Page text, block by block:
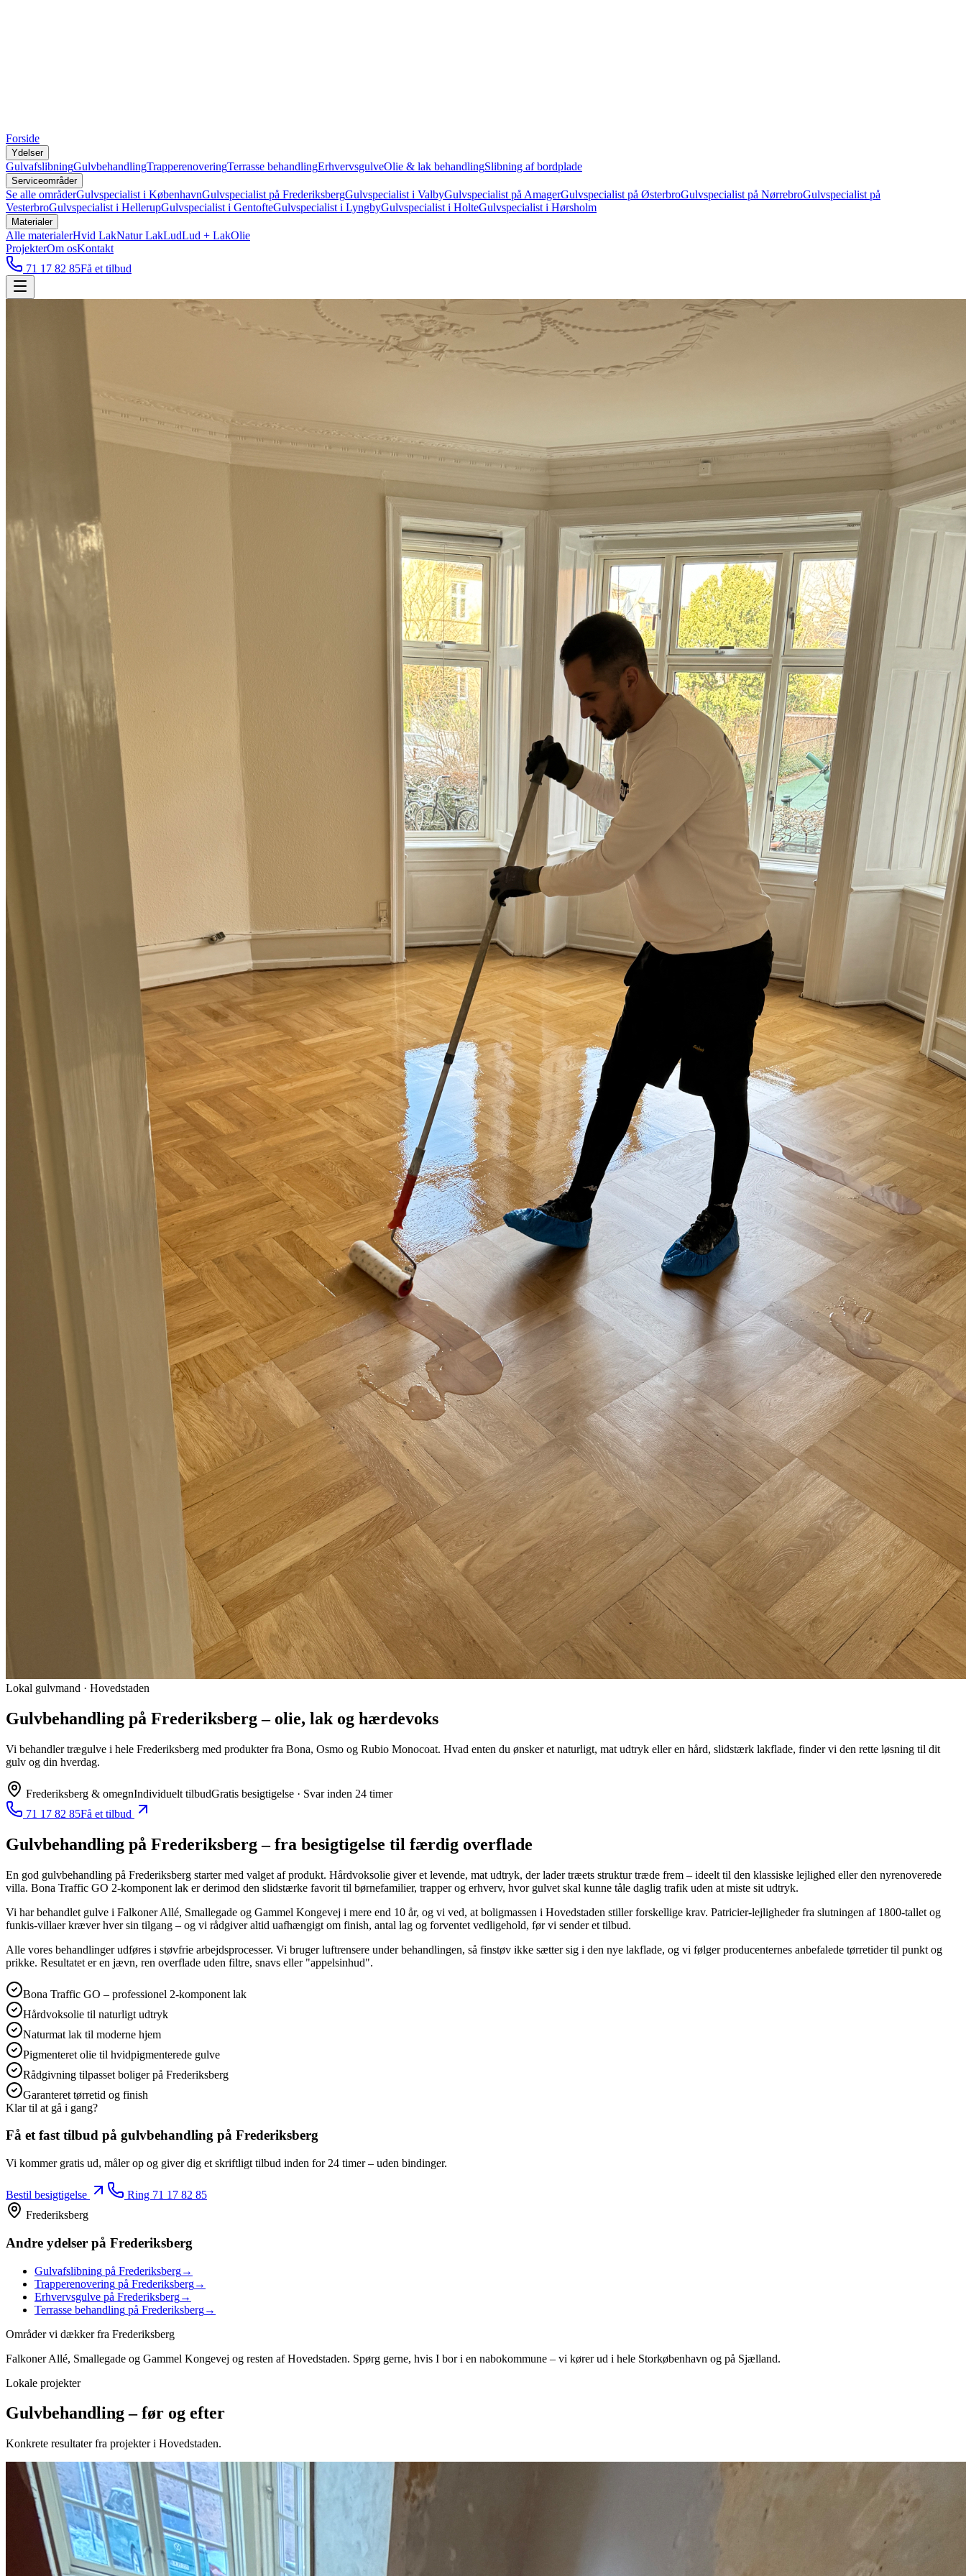
Forside
Ydelser
GulvafslibningGulvbehandlingTrapperenoveringTerrasse behandlingErhvervsgulveOlie & lak behandlingSlibning af bordplade
Serviceområder
Se alle områderGulvspecialist i KøbenhavnGulvspecialist på FrederiksbergGulvspecialist i ValbyGulvspecialist på AmagerGulvspecialist på ØsterbroGulvspecialist på NørrebroGulvspecialist på
VesterbroGulvspecialist i HellerupGulvspecialist i GentofteGulvspecialist i LyngbyGulvspecialist i HolteGulvspecialist i Hørsholm
Materialer
Alle materialerHvid LakNatur LakLudLud + LakOlie
ProjekterOm osKontakt
71 17 82 85Få et tilbud
Lokal gulvmand · Hovedstaden
Gulvbehandling på Frederiksberg – olie, lak og hærdevoks
Vi behandler trægulve i hele Frederiksberg med produkter fra Bona, Osmo og Rubio Monocoat. Hvad enten du ønsker et naturligt, mat udtryk eller en hård, slidstærk lakflade, finder vi den rette løsning til dit
gulv og din hverdag.
Frederiksberg & omegnIndividuelt tilbudGratis besigtigelse · Svar inden 24 timer
71 17 82 85Få et tilbud
Gulvbehandling på Frederiksberg– fra besigtigelse til færdig overflade
En god gulvbehandling på Frederiksberg starter med valget af produkt. Hårdvoksolie giver et levende, mat udtryk, der lader træets struktur træde frem – ideelt til den klassiske lejlighed eller den nyrenoverede
villa. Bona Traffic GO 2‑komponent lak er derimod den slidstærke favorit til børnefamilier, trapper og erhverv, hvor gulvet skal kunne tåle daglig trafik uden at miste sit udtryk.
Vi har behandlet gulve i Falkoner Allé, Smallegade og Gammel Kongevej i mere end 10 år, og vi ved, at boligmassen i Hovedstaden stiller forskellige krav. Patricier-lejligheder fra slutningen af 1800-tallet og
funkis-villaer kræver hver sin tilgang – og vi rådgiver altid uafhængigt om finish, antal lag og forventet vedligehold, før vi sender et tilbud.
Alle vores behandlinger udføres i støvfrie arbejdsprocesser. Vi bruger luftrensere under behandlingen, så finstøv ikke sætter sig i den nye lakflade, og vi følger producenternes anbefalede tørretider til punkt og
prikke. Resultatet er en jævn, ren overflade uden filtre, snavs eller "appelsinhud".
Bona Traffic GO – professionel 2‑komponent lak
Hårdvoksolie til naturligt udtryk
Naturmat lak til moderne hjem
Pigmenteret olie til hvidpigmenterede gulve
Rådgivning tilpasset boliger på Frederiksberg
Garanteret tørretid og finish
Klar til at gå i gang?
Få et fast tilbud på gulvbehandling på Frederiksberg
Vi kommer gratis ud, måler op og giver dig et skriftligt tilbud inden for 24 timer – uden bindinger.
Bestil besigtigelse Ring 71 17 82 85
Frederiksberg
Andre ydelser på Frederiksberg
Gulvafslibning på Frederiksberg→
Trapperenovering på Frederiksberg→
Erhvervsgulve på Frederiksberg→
Terrasse behandling på Frederiksberg→
Områder vi dækker fra Frederiksberg
Falkoner Allé, Smallegade og Gammel Kongevej og resten afHovedstaden. Spørg gerne, hvis I bor i en nabokommune – vi kører ud i hele Storkøbenhavn og på Sjælland.
Lokale projekter
Gulvbehandling– før og efter
Konkrete resultater fra projekter i Hovedstaden.